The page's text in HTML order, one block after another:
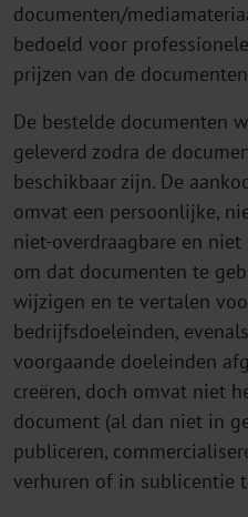
documenten/
bedoeld voor
prijzen van de
De bestelde documenten
geleverd zodra de
beschikbaar zijn. De
omvat een persoonlijke,
niet-overdraagbare en
om dat documenten te
wijzigen en te vertalen
bedrijfsdoeleinden,
voorgaande doeleinden
creëren, doch omvat niet
document (al dan niet in
publiceren,
verhuren of in sublicentie